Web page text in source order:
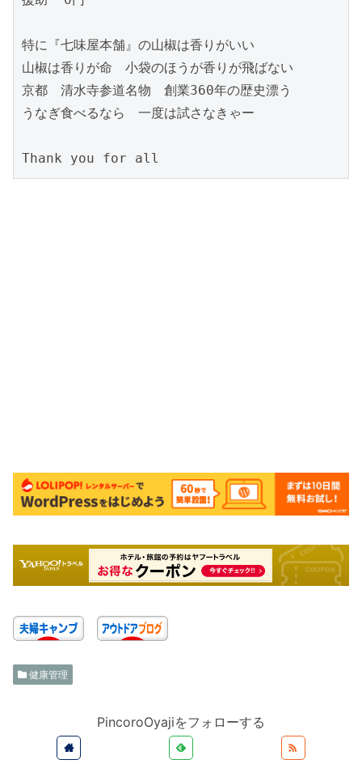
特に『七味屋本舗』の山椒は香りがいい
山椒は香りが命　小袋のほうが香りが飛ばない
京都　清水寺参道名物　創業360年の歴史漂う
うなぎ食べるなら　一度は試さなきゃー
Thank you for all
健康管理
PincoroOyajiをフォローする